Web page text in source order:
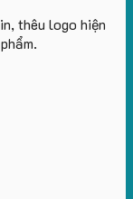
thêu logo hiện